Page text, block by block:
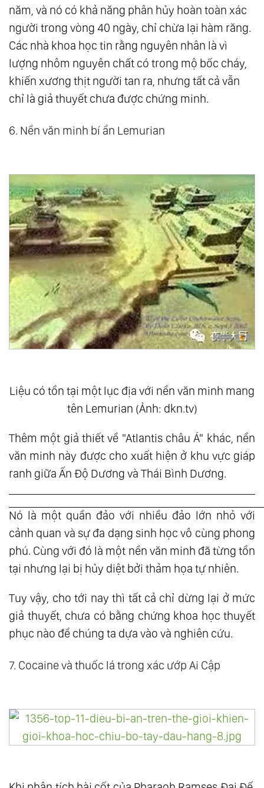
năm, và nó có khả năng phân hủy hoàn toàn xác
người trong vòng 40 ngày, chỉ chừa lại hàm răng.
Các nhà khoa học tin rằng nguyên nhân là vì
lượng nhôm nguyên chất có trong mộ bốc cháy,
khiến xương thịt người tan ra, nhưng tất cả vẫn
chỉ là giả thuyết chưa được chứng minh.
6. Nền văn minh bí ẩn Lemurian
Liệu có tồn tại một lục địa với nền văn minh mang
tên Lemurian (Ảnh: dkn.tv)
Thêm một giả thiết về "Atlantis châu Á" khác, nền
văn minh này được cho xuất hiện ở khu vực giáp
ranh giữa Ấn Độ Dương và Thái Bình Dương.
Nó là một quần đảo với nhiều đảo lớn nhỏ với
cảnh quan và sự đa dạng sinh học vô cùng phong
phú. Cùng với đó là một nền văn minh đã từng tồn
tại nhưng lại bị hủy diệt bởi thảm họa tự nhiên.
Tuy vậy, cho tới nay thì tất cả chỉ dừng lại ở mức
giả thuyết, chưa có bằng chứng khoa học thuyết
phục nào để chúng ta dựa vào và nghiên cứu.
7. Cocaine và thuốc lá trong xác ướp Ai Cập